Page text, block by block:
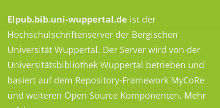
Elpub.bib.uni-wuppertal.de ist der
Hochschulschriftenserver der Bergischen
Universität Wuppertal. Der Server wird von der
Universitätsbibliothek Wuppertal betrieben und
basiert auf dem Repository-Framework MyCoRe
und weiteren Open Source Komponenten. Mehr